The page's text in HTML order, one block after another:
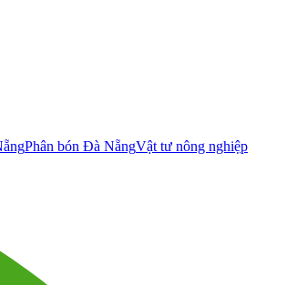
Phân bón Đà NẵngVật tư nông nghiệp